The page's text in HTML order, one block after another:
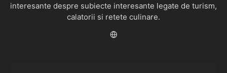
interesante despre subiecte interesante legate de turism,
calatorii si retete culinare.